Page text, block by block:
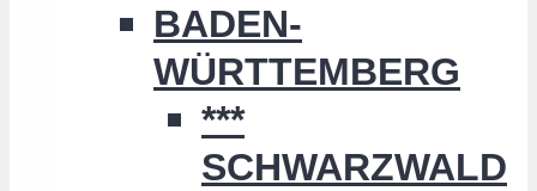
BADEN-
WÜRTTEMBERG
***
SCHWARZWALD